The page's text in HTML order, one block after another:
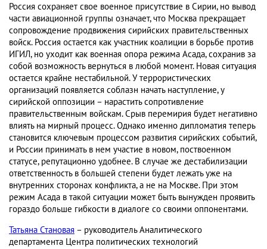
Россия сохраняет свое военное присутствие в Сирии, но вывод
части авиационной группы означает, что Москва прекращает
сопровождение продвижения сирийских правительственных
войск. Россия остается как участник коалиции в борьбе против
ИГИЛ, но уходит как военная опора режима Асада, сохранив за
собой возможность вернуться в любой момент. Новая ситуация
остается крайне нестабильной. У террористических
организаций появляется соблазн начать наступление, у
сирийской оппозиции – нарастить сопротивление
правительственным войскам. Срыв перемирия будет негативно
влиять на мирный процесс. Однако именно дипломатия теперь
становится ключевым процессом развития сирийских событий,
и России принимать в нем участие в новом, поствоенном
статусе, репутационно удобнее. В случае же дестабилизации
ответственность в большей степени будет лежать уже на
внутренних сторонах конфликта, а не на Москве. При этом
режим Асада в такой ситуации может быть вынужден проявить
гораздо больше гибкости в диалоге со своими оппонентами.
Татьяна Становая – руководитель Аналитического
департамента Центра политических технологий